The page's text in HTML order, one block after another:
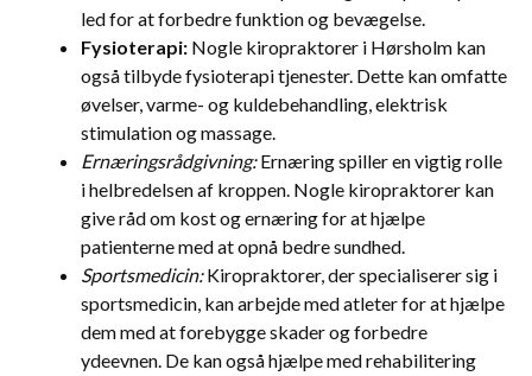
led for at forbedre funktion og bevægelse.
Fysioterapi: Nogle kiropraktorer i Hørsholm kan
også tilbyde fysioterapi tjenester. Dette kan omfatte
øvelser, varme- og kuldebehandling, elektrisk
stimulation og massage.
Ernæringsrådgivning:Ernæring spiller en vigtig rolle
i helbredelsen af kroppen. Nogle kiropraktorer kan
give råd om kost og ernæring for at hjælpe
patienterne med at opnå bedre sundhed.
Sportsmedicin:Kiropraktorer, der specialiserer sig i
sportsmedicin, kan arbejde med atleter for at hjælpe
dem med at forebygge skader og forbedre
ydeevnen. De kan også hjælpe med rehabilitering